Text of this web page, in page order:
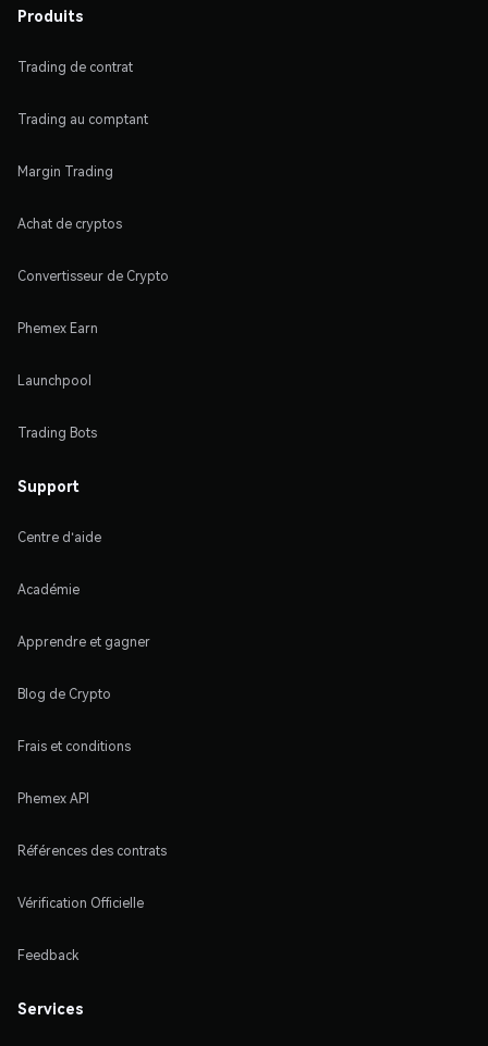
Produits
Trading de contrat
Trading au comptant
Margin Trading
Achat de cryptos
Convertisseur de Crypto
Phemex Earn
Launchpool
Trading Bots
Support
Centre d'aide
Académie
Apprendre et gagner
Blog de Crypto
Frais et conditions
Phemex API
Références des contrats
Vérification Officielle
Feedback
Services